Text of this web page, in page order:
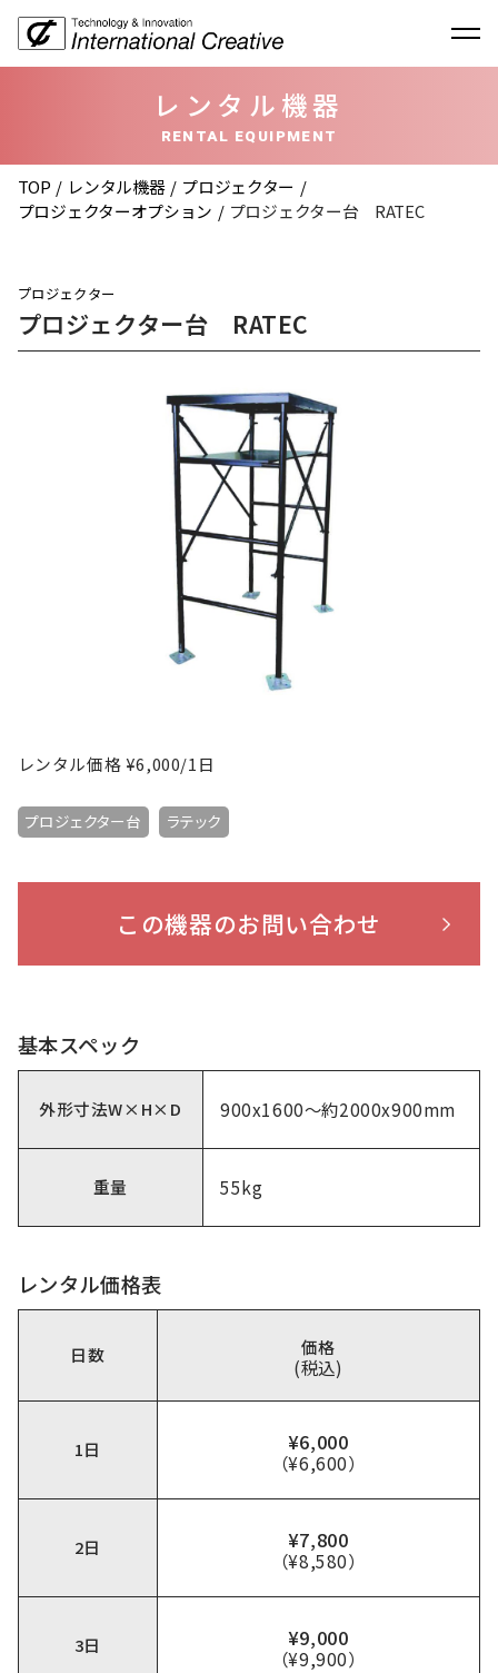
レンタル機器
RENTAL EQUIPMENT
TOP レンタル機器
プロジェクター
プロジェクターオプション
プロジェクター台 RATEC
プロジェクター
プロジェクター台 RATEC
レンタル価格 ¥6,000/1日
プロジェクター台 ラテック
この機器のお問い合わせ
基本スペック
外形寸法W×H×D 900x1600～約2000x900mm
重量 55kg
レンタル価格表
日数 価格
(税込)
1日 ¥6,000
（¥6,600）
2日 ¥7,800
（¥8,580）
3日 ¥9,000
（¥9,900）